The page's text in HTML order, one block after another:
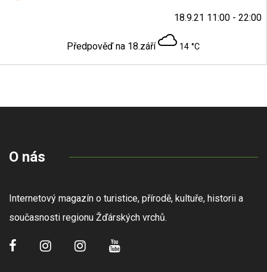
18.9.21 11:00 - 22:00
Předpověď na 18.září 14 °C
O nás
Internetový magazín o turistice, přírodě, kultuře, historii a
současnosti regionu Žďárských vrchů.